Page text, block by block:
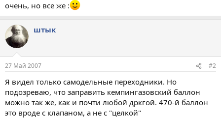
очень, но все же :
штык
27 Май 2007 #2
Я видел только самодельные переходники. Но
подозреваю, что заправить кемпингазовский баллон
можно так же, как и почти любой дркгой. 470-й баллон
это вроде с клапаном, а не с "целкой"